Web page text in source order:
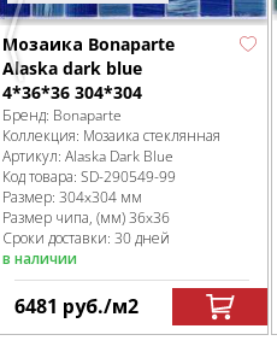
Previous
Мозаика Bonaparte
Alaska dark blue
4*36*36 304*304
Бренд: Bonaparte
Коллекция: Мозаика стеклянная
Артикул: Alaska Dark Blue
Код товара: SD-290549-99
Размер: 304x304 мм
Размер чипа, (мм)36x36
Сроки доставки: 30 дней
в наличии
6481 руб./м2